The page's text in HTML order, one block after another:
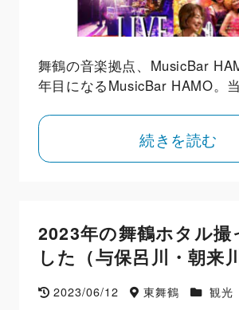
舞鶴の音楽拠点、MusicBar
年目になるMusicBar HAMO。
続きを読む
2023年の舞鶴ホタル撮
した（与保呂川・朝来川
2023/06/12 東舞鶴 観光